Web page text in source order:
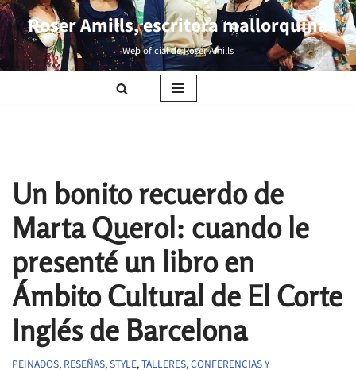
Saltar
Roser Amills, escritora mallorquina
Web oficial de Roser Amills
Un bonito recuerdo de
Marta Querol: cuando le
presenté un libro en
Ámbito Cultural de El Corte
Inglés de Barcelona
PEINADOS, RESEÑAS,STYLE,TALLERES, CONFERENCIAS Y